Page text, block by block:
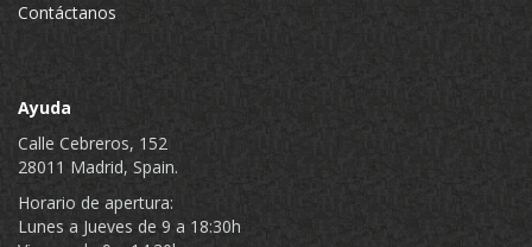
Contáctanos
Ayuda
Calle Cebreros, 152
28011 Madrid, Spain.
Horario de apertura:
Lunes a Jueves de 9 a 18:30h